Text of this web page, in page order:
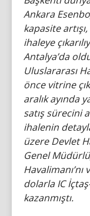
Ankara
kapasite
ihaleye
Antalya’da
Uluslararası
önce vitrine
aralık ayında
satış sürecini
ihalenin
üzere Devlet
Genel
dolarla IC